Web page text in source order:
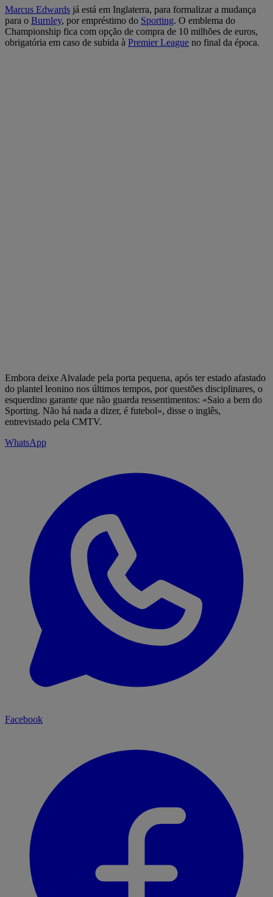
Marcus Edwards já está em Inglaterra, para formalizar a mudança
para o Burnley, por empréstimo do Sporting. O emblema do
Championship fica com opção de compra de 10 milhões de euros,
obrigatória em caso de subida à Premier League no final da época.
Embora deixe Alvalade pela porta pequena, após ter estado afastado
do plantel leonino nos últimos tempos, por questões disciplinares, o
esquerdino garante que não guarda ressentimentos: «Saio a bem do
Sporting. Não há nada a dizer, é futebol», disse o inglês,
entrevistado pela CMTV.
WhatsApp
Facebook